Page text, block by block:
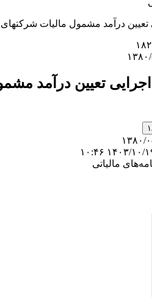
درآمد مشمول مالیات شرکتهای موضوع تبصره یک
۵/۲۲
تعیین درآمد مشمول مالیات
۰۵/۲۲
۱۰/۱۹ ۱۰:۴۶
مالیاتی